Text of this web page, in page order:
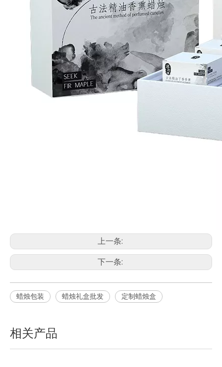
上一条:
下一条:
蜡烛包装 蜡烛礼盒批发 定制蜡烛盒
相关产品